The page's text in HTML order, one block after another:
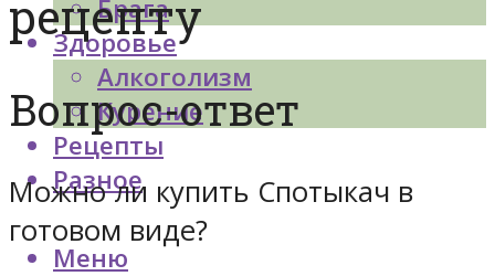
Брага
Здоровье
Алкоголизм
Курение
Рецепты
Разное
Меню
рецепту
Вопрос-ответ
Можно ли купить Спотыкач в
готовом виде?